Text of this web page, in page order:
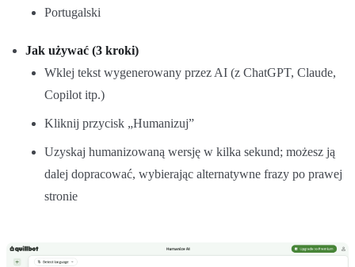
Portugalski
Jak używać (3 kroki)
Wklej tekst wygenerowany przez AI (z ChatGPT, Claude,
Copilot itp.)
Kliknij przycisk „Humanizuj”
Uzyskaj humanizowaną wersję w kilka sekund; możesz ją
dalej dopracować, wybierając alternatywne frazy po prawej
stronie